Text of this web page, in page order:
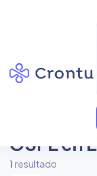
OSPE en
1 resultado